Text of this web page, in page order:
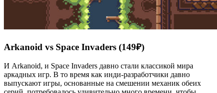
Arkanoid vs Space Invaders (149₽)
И Arkanoid, и Space Invaders давно стали классикой мира
аркадных игр. В то время как инди-разработчики давно
выпускают игры, основанные на смешении механик обеих